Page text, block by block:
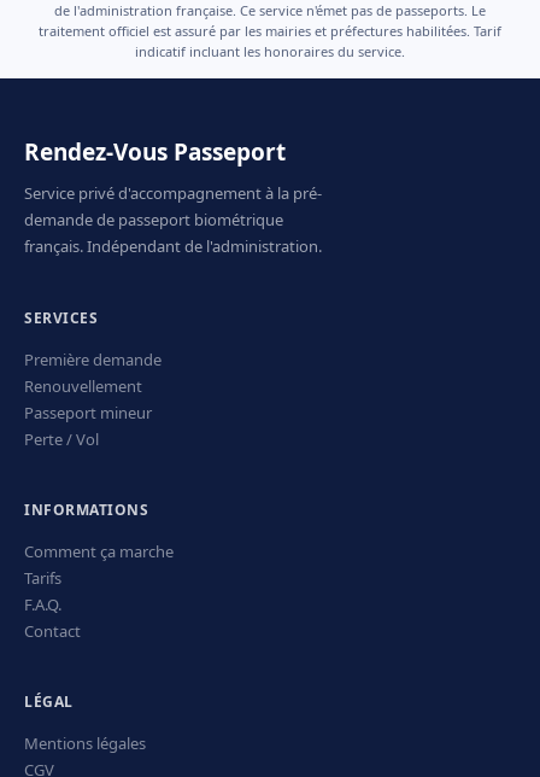
de l'administration française. Ce service n'émet pas de passeports. Le
traitement officiel est assuré par les mairies et préfectures habilitées. Tarif
indicatif incluant les honoraires du service.
Rendez-Vous Passeport
Service privé d'accompagnement à la pré-
demande de passeport biométrique
français. Indépendant de l'administration.
SERVICES
Première demande
Renouvellement
Passeport mineur
Perte / Vol
INFORMATIONS
Comment ça marche
Tarifs
F.A.Q.
Contact
LÉGAL
Mentions légales
CGV